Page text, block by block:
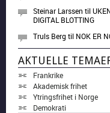
Steinar Larssen til
DIGITAL BLOTTING
Truls Berg til NOK ER
AKTUELLE
Frankrike
Akademisk frihet
Ytringsfrihet i Norge
Demokrati